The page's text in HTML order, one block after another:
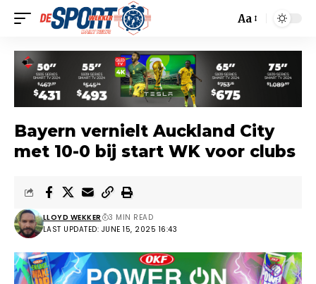
Aa
Bayern vernielt Auckland City
met 10-0 bij start WK voor clubs
LAST UPDATED: JUNE 15, 2025 16:43
LLOYD WEKKER 3 MIN READ